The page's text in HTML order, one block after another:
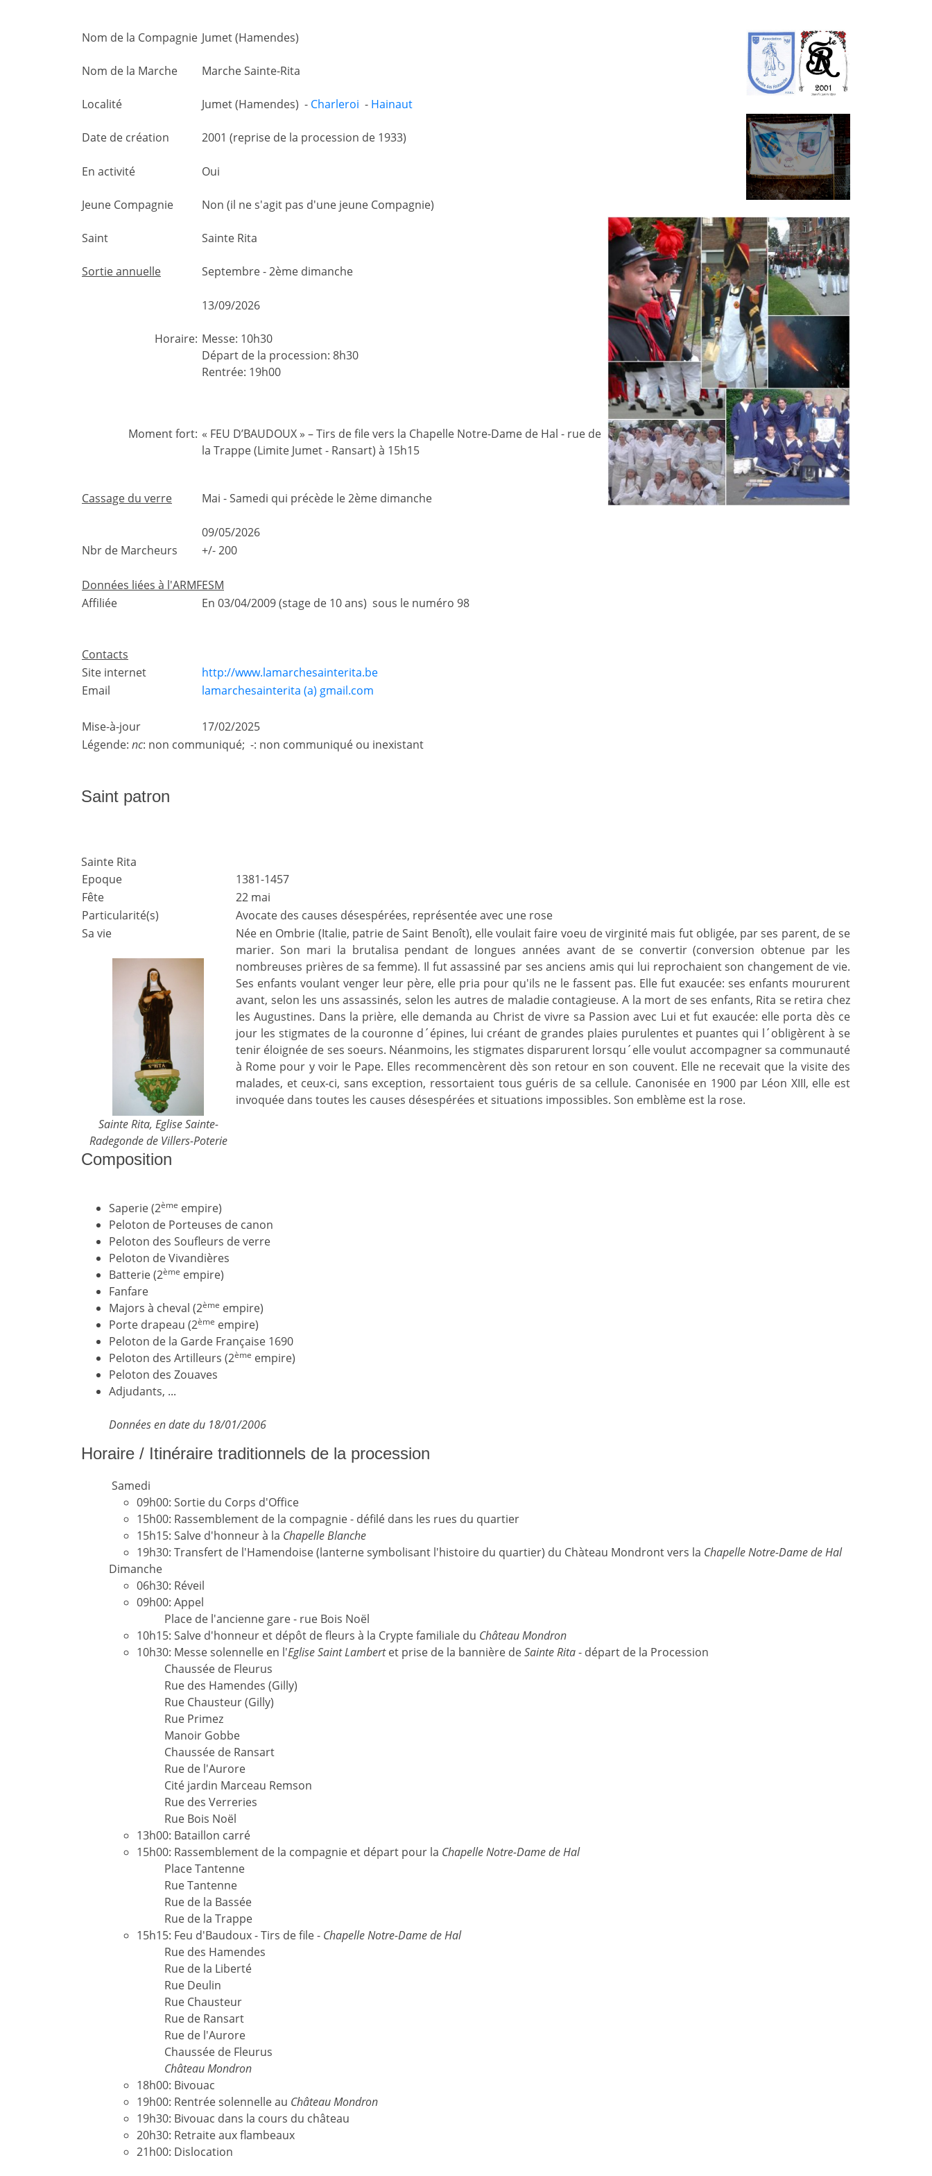
Nom de la Compagnie Jumet (Hamendes)
Nom de la Marche Marche Sainte-Rita
Localité Jumet (Hamendes) - Charleroi - Hainaut
Date de création 2001 (reprise de la procession de 1933)
En activité Oui
Jeune Compagnie Non (il ne s'agit pas d'une jeune Compagnie)
Saint Sainte Rita
Sortie annuelle Septembre - 2ème dimanche
13/09/2026
Horaire: Messe: 10h30
Départ de la procession: 8h30
Rentrée: 19h00
Moment fort: « FEU D’BAUDOUX » – Tirs de file vers la Chapelle Notre-Dame de Hal - rue de
la Trappe (Limite Jumet - Ransart) à 15h15
Cassage du verre Mai - Samedi qui précède le 2ème dimanche
09/05/2026
Nbr de Marcheurs
+/- 200
Données liées à l'ARMFESM
Affiliée
En 03/04/2009 (stage de 10 ans) sous le numéro 98
Contacts
Site internet
http://www.lamarchesainterita.be
Email
lamarchesainterita (a) gmail.com
Mise-à-jour
17/02/2025
Légende: nc: non communiqué; -: non communiqué ou inexistant
Saint patron
Sainte Rita
Epoque
1381-1457
Fête
22 mai
Particularité(s)
Avocate des causes désespérées, représentée avec une rose
Sa vie
Sainte Rita, Eglise Sainte-
Radegonde de Villers-Poterie
Née en Ombrie (Italie, patrie de Saint Benoît), elle voulait faire voeu de virginité mais fut obligée, par ses parent, de se
marier. Son mari la brutalisa pendant de longues années avant de se convertir (conversion obtenue par les
nombreuses prières de sa femme). Il fut assassiné par ses anciens amis qui lui reprochaient son changement de vie.
Ses enfants voulant venger leur père, elle pria pour qu'ils ne le fassent pas. Elle fut exaucée: ses enfants moururent
avant, selon les uns assassinés, selon les autres de maladie contagieuse. A la mort de ses enfants, Rita se retira chez
les Augustines. Dans la prière, elle demanda au Christ de vivre sa Passion avec Lui et fut exaucée: elle porta dès ce
jour les stigmates de la couronne d´épines, lui créant de grandes plaies purulentes et puantes qui l´obligèrent à se
tenir éloignée de ses soeurs. Néanmoins, les stigmates disparurent lorsqu´elle voulut accompagner sa communauté
à Rome pour y voir le Pape. Elles recommencèrent dès son retour en son couvent. Elle ne recevait que la visite des
malades, et ceux-ci, sans exception, ressortaient tous guéris de sa cellule. Canonisée en 1900 par Léon XIII, elle est
invoquée dans toutes les causes désespérées et situations impossibles. Son emblème est la rose.
Composition
Saperie (2ème empire)
Peloton de Porteuses de canon
Peloton des Soufleurs de verre
Peloton de Vivandières
Batterie (2ème empire)
Fanfare
Majors à cheval (2ème empire)
Porte drapeau (2ème empire)
Peloton de la Garde Française 1690
Peloton des Artilleurs (2ème empire)
Peloton des Zouaves
Adjudants, ...
Données en date du 18/01/2006
Horaire / Itinéraire traditionnels de la procession
Samedi
09h00: Sortie du Corps d'Office
15h00: Rassemblement de la compagnie - défilé dans les rues du quartier
15h15: Salve d'honneur à la Chapelle Blanche
19h30: Transfert de l'Hamendoise (lanterne symbolisant l'histoire du quartier) du Chàteau Mondront vers la Chapelle Notre-Dame de Hal
Dimanche
06h30: Réveil
09h00: Appel
Place de l'ancienne gare - rue Bois Noël
10h15: Salve d'honneur et dépôt de fleurs à la Crypte familiale du Château Mondron
10h30: Messe solennelle en l'Eglise Saint Lambertet prise de la bannière deSainte Rita- départ de la Procession
Chaussée de Fleurus
Rue des Hamendes (Gilly)
Rue Chausteur (Gilly)
Rue Primez
Manoir Gobbe
Chaussée de Ransart
Rue de l'Aurore
Cité jardin Marceau Remson
Rue des Verreries
Rue Bois Noël
13h00: Bataillon carré
15h00: Rassemblement de la compagnie et départ pour la Chapelle Notre-Dame de Hal
Place Tantenne
Rue Tantenne
Rue de la Bassée
Rue de la Trappe
15h15: Feu d'Baudoux - Tirs de file - Chapelle Notre-Dame de Hal
Rue des Hamendes
Rue de la Liberté
Rue Deulin
Rue Chausteur
Rue de Ransart
Rue de l'Aurore
Chaussée de Fleurus
Château Mondron
18h00: Bivouac
19h00: Rentrée solennelle au Château Mondron
19h30: Bivouac dans la cours du château
20h30: Retraite aux flambeaux
21h00: Dislocation